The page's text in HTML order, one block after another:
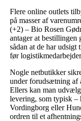
Flere online outlets
på masser af
(+2) – Bio Rosen
antager at bestillingen
sådan at de har
før
Nogle netbutikker
under forudsætning af
Ellers kan man
levering, som typisk –
Vordingborg eller
ordren til et